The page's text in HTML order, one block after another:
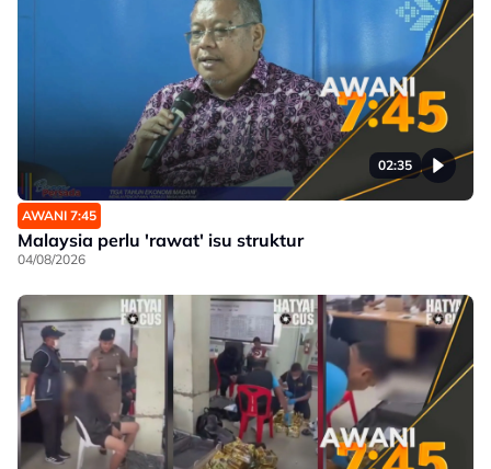
02:35
AWANI 7:45
Malaysia perlu 'rawat' isu struktur
04/08/2026